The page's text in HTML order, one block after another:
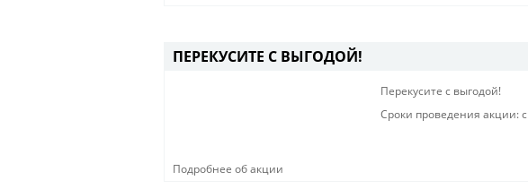
ПЕРЕКУСИТЕ С ВЫГОДОЙ!
Перекусите с выгодой!​
Сроки проведения акции: с
Подробнее об акции